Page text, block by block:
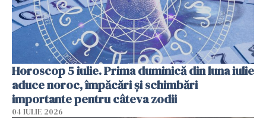
Horoscop 5 iulie. Prima duminică din luna iulie
aduce noroc, împăcări și schimbări
importante pentru câteva zodii
04 IULIE 2026